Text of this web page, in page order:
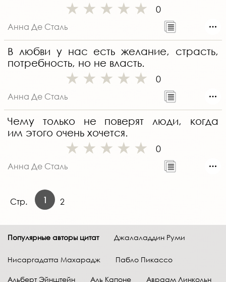
0
Анна Де Сталь
В любви у нас есть желание, страсть,
потребность, но не власть.
0
Анна Де Сталь
Чему только не поверят люди, когда
им этого очень хочется.
0
Анна Де Сталь
Стр. 1 2
Популярные авторы цитат Джалаладдин Руми
Нисаргадатта Махарадж Пабло Пикассо
Альберт Эйнштейн Аль Капоне Авраам Линкольн